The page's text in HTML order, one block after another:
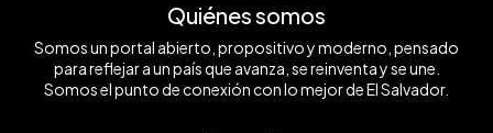
Quiénes somos
Somos un portal abierto, propositivo y moderno, pensado
para reflejar a un país que avanza, se reinventa y se une.
Somos el punto de conexión con lo mejor de El Salvador.